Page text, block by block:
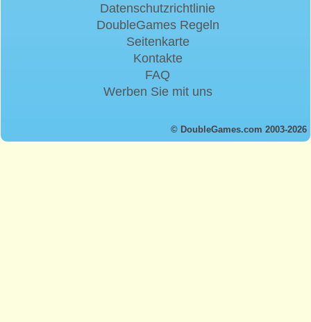
Datenschutzrichtlinie
DoubleGames Regeln
Seitenkarte
Kontakte
FAQ
Werben Sie mit uns
© DoubleGames.com 2003-2026